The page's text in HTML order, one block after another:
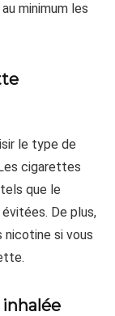
minimum les
le type de
cigarettes
que le
De plus,
nicotine si vous